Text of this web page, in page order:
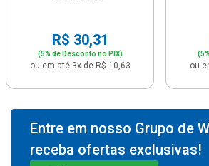
R$ 30,31
(5% de Desconto no PIX)
ou em até 3x de R$ 10,63 ou
Entre em nosso Grupo de
receba ofertas exclusivas!